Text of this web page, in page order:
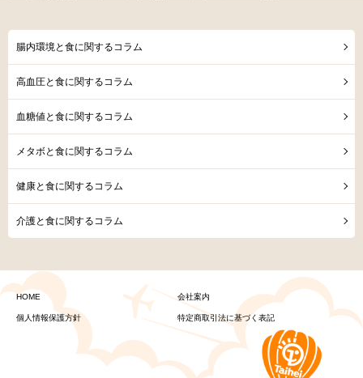
腸内環境と食に関するコラム
高血圧と食に関するコラム
血糖値と食に関するコラム
メタボと食に関するコラム
健康と食に関するコラム
介護と食に関するコラム
HOME 会社案内
個人情報保護方針 特定商取引法に基づく表記